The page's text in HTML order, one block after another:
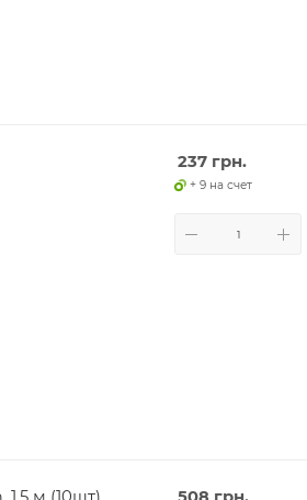
237 грн.
+ 9 на счет